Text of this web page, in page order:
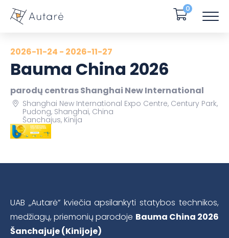
0
2026-11-24 - 2026-11-27
Bauma China 2026
parodų centras Shanghai New International
Shanghai New International Expo Centre, Century Park,
Pudong, Shanghai, China
Šanchajus, Kinija
UAB „Autarė” kviečia apsilankyti statybos technikos,
medžiagų, priemonių parodoje Bauma China 2026
Šanchajuje (Kinijoje)